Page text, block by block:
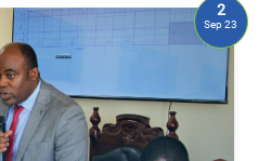
2
Sep 23